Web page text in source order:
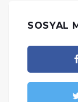
SOSYAL